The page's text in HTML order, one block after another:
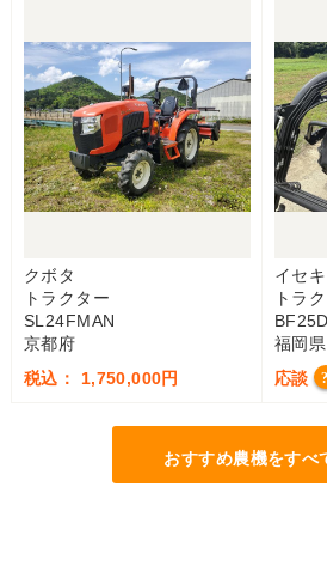
クボタ
トラクター
SL24FMAN
京都府
税込： 1,750,000円
イセキ
トラ
福岡県
応談
?
おすすめ農機をすべ